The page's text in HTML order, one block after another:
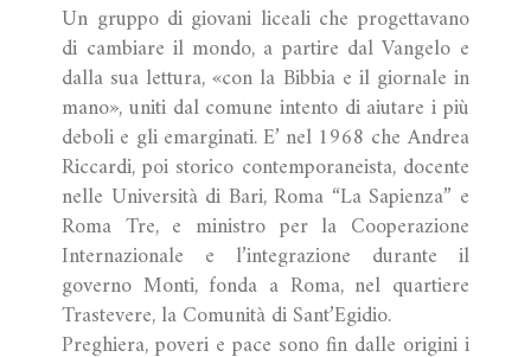
Un gruppo di giovani liceali che progettavano
di cambiare il mondo, a partire dal Vangelo e
dalla sua lettura, «con la Bibbia e il giornale in
mano», uniti dal comune intento di aiutare i più
deboli e gli emarginati. E’ nel 1968 che Andrea
Riccardi, poi storico contemporaneista, docente
nelle Università di Bari, Roma “La Sapienza” e
Roma Tre, e ministro per la Cooperazione
Internazionale e l’integrazione durante il
governo Monti, fonda a Roma, nel quartiere
Trastevere, la Comunità di Sant’Egidio.
Preghiera, poveri e pace sono fin dalle origini i